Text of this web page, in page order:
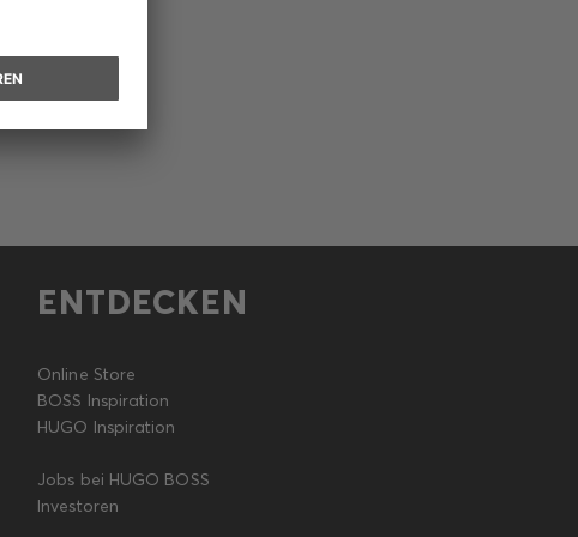
ENTDECKEN
Online Store
BOSS Inspiration
HUGO Inspiration
Jobs bei HUGO BOSS
Investoren